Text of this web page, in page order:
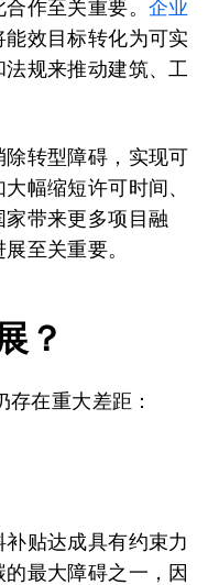
作至关重要。 企业
效目标转化为可实
规来推动建筑、工
转型障碍，实现可
幅缩短许可时间、
带来更多项目融
至关重要。
？
在重大差距：
贴达成具有约束力
最大障碍之一，因